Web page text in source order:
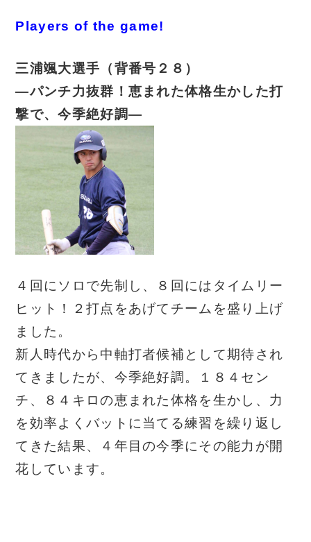
Players of the game!
三浦颯大選手（背番号２８）
―パンチ力抜群！恵まれた体格生かした打
撃で、今季絶好調―
４回にソロで先制し、８回にはタイムリー
ヒット！２打点をあげてチームを盛り上げ
ました。
新人時代から中軸打者候補として期待され
てきましたが、今季絶好調。１８４セン
チ、８４キロの恵まれた体格を生かし、力
を効率よくバットに当てる練習を繰り返し
てきた結果、４年目の今季にその能力が開
花しています。